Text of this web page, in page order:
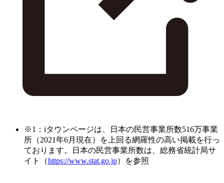
※1：iタウンページは、日本の民営事業所数516万事業
所（2021年6月現在）を上回る網羅性の高い掲載を行っ
ております。日本の民営事業所数は、総務省統計局サ
イト（https://www.stat.go.jp）を参照